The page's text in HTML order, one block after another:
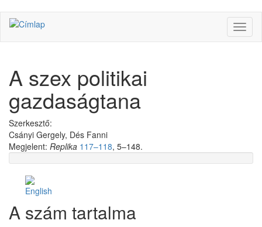
Ugrás
tartalomra
A szex politikai
gazdaságtana
Szerkesztő:
Csányi Gergely, Dés Fanni
Megjelent: Replika 117–118, 5–148.
Likeon
A szám tartalma